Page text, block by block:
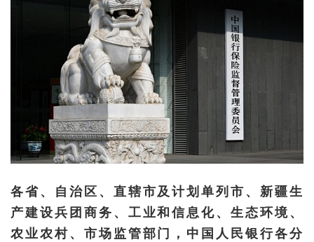
各省、自治区、直辖市及计划单列市、新疆生
产建设兵团商务、工业和信息化、生态环境、
农业农村、市场监管部门，中国人民银行各分